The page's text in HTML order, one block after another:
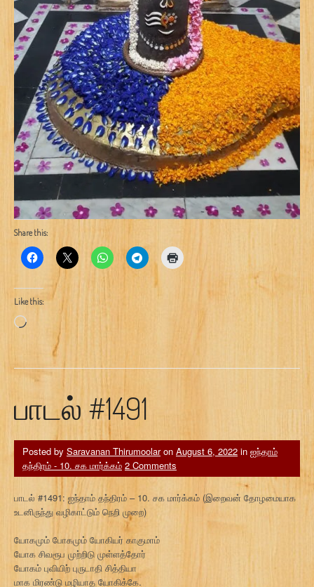
Share this:
Like this:
Loading…
பாடல் #1491
Posted by Saravanan Thirumoolaron August 6, 2022 in ஐந்தாம்
தந்திரம் - 10. சக மார்க்கம் 2 Comments
பாடல் #1491: ஐந்தாம் தந்திரம் – 10. சக மார்க்கம் (இறைவன் தோழமையாக
உடனிருந்து வழிகாட்டும் நெறி முறை)
யோகமும் போகமும் யோகியர் காகுமாம்
யோக சிவரூப முற்றிடு முள்ளத்தோர்
யோகம் புவியிற் புருடாதி சித்தியா
மாக மிரண்டு மழியாத யோகிக்கே.